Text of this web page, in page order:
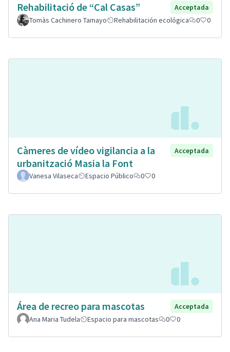
Rehabilitació de “Cal Casas”
Acceptada
Tomàs Cachinero Tamayo
Rehabilitación ecológica 0 0
Càmeres de vídeo vigilancia a la
urbanització Masia la Font
Acceptada
Vanesa Vilaseca Espacio Público 0 0
Área de recreo para mascotas
Acceptada
Ana Maria Tudela
Espacio para mascotas 0 0